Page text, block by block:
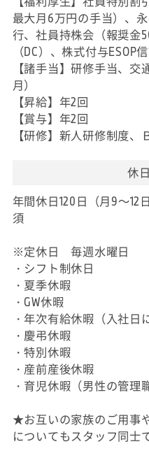
最大月6万円の手当）、
行、社員持株会（報奨金
（DC）、株式付与ESOP
【諸手当】研修手当、
月）
【昇給】年2回
【賞与】年2回
【研修】新人研修制度、
休
年間休日120日（月9～12
須
※定休日 毎週水曜日
・シフト制休日
・夏季休暇
・GW休暇
・年次有給休暇（入社日
・慶弔休暇
・特別休暇
・産前産後休暇
・育児休暇（男性の管理
★お互いの家族のご用事
についてもスタッフ同士